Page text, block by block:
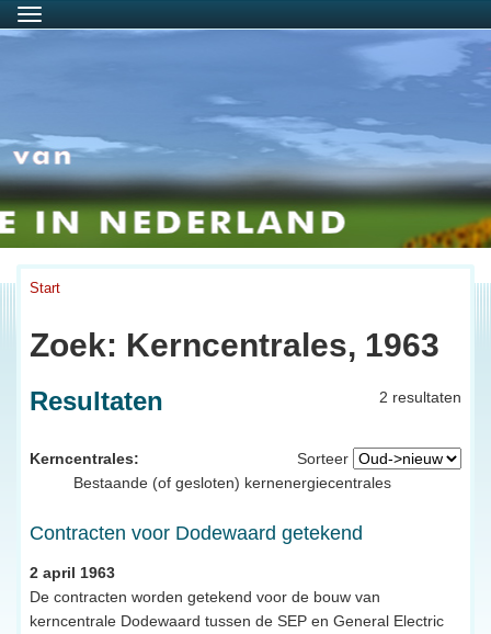
Menu
Start
Zoek: Kerncentrales, 1963
2 resultaten
Resultaten
Sorteer
Kerncentrales:
Bestaande (of gesloten) kernenergiecentrales
Contracten voor Dodewaard getekend
2 april 1963
De contracten worden getekend voor de bouw van
kerncentrale Dodewaard tussen de SEP en General Electric